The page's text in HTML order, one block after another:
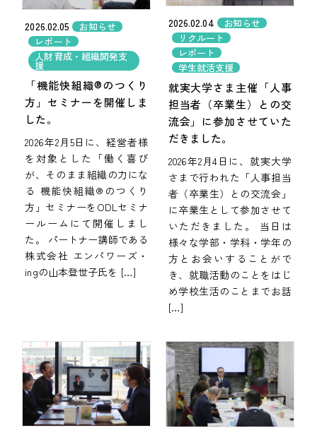
2026.02.05 お知らせ
レポート
人財育成・組織開発支
援
「機能快組織®のつくり
方」セミナーを開催しま
した。
2026年2月5日に、経営者様
を対象とした「働く喜び
が、そのまま組織の力にな
る 機能快組織®のつくり
方」セミナーをODLセミナ
ールームにて開催しまし
た。 パートナー講師である
株式会社 エンパワーズ・
ingの山本登世子氏を […]
2026.02.04
お知らせ
リクルート
レポート
学生就活支援
就実大学さま主催「人事
担当者（卒業生）との交
流会」に参加させていた
だきました。
2026年2月4日に、就実大学
さまで行われた「人事担当
者（卒業生）との交流会」
に卒業生として参加させて
いただきました。 当日は
様々な学部・学科・学年の
方とお会いすることがで
き、就職活動のことをはじ
め学校生活のことまでお話
[…]